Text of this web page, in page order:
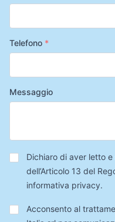
Telefono *
Messaggio
Privacy*
Dichiaro di aver letto
dell’Articolo 13 del
informativa privacy.
Trattamento
Dati
Acconsento al